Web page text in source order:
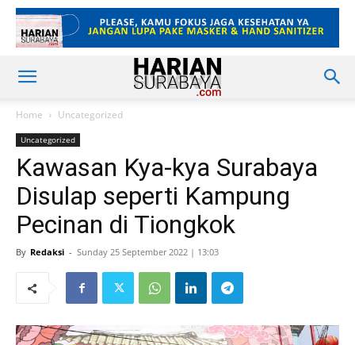
Home Uncategorized
Uncategorized
Kawasan Kya-kya Surabaya
Disulap seperti Kampung
Pecinan di Tiongkok
By Redaksi - Sunday 25 September 2022 | 13:03